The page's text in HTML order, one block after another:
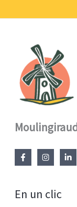
En un clic